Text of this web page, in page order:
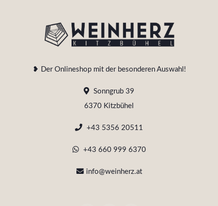
❥ Der Onlineshop mit der besonderen Auswahl!
Sonngrub 39
6370 Kitzbühel
+43 5356 20511
+43 660 999 6370
info@weinherz.at